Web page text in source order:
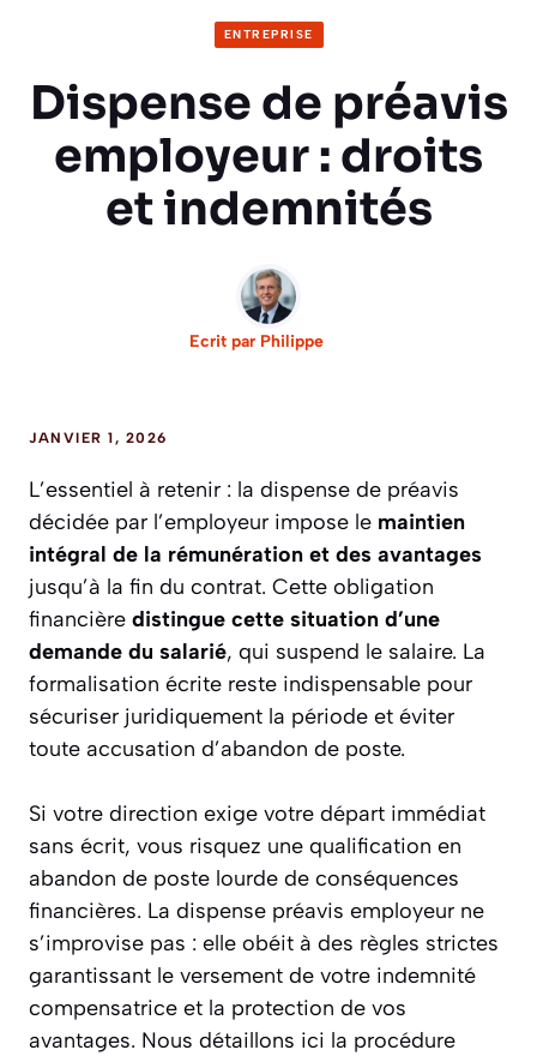
ENTREPRISE
Dispense de préavis
employeur : droits
et indemnités
Ecrit par Philippe
JANVIER 1, 2026
L’essentiel à retenir : la dispense de préavis
décidée par l’employeur impose le maintien
intégral de la rémunération et des avantages
jusqu’à la fin du contrat. Cette obligation
financière distingue cette situation d’une
demande du salarié, qui suspend le salaire. La
formalisation écrite reste indispensable pour
sécuriser juridiquement la période et éviter
toute accusation d’abandon de poste.
Si votre direction exige votre départ immédiat
sans écrit, vous risquez une qualification en
abandon de poste lourde de conséquences
financières. La dispense préavis employeur ne
s’improvise pas : elle obéit à des règles strictes
garantissant le versement de votre indemnité
compensatrice et la protection de vos
avantages. Nous détaillons ici la procédure